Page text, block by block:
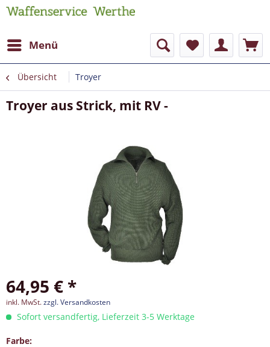
Menü
Übersicht Troyer
Troyer aus Strick, mit RV -
64,95 € *
inkl. MwSt.zzgl. Versandkosten
Sofort versandfertig, Lieferzeit 3-5 Werktage
Farbe: